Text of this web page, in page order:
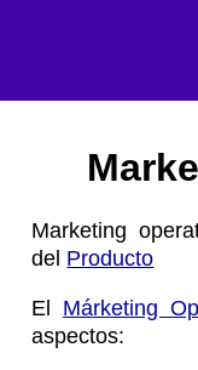
Marketing
del Producto
El Márketing
aspectos: